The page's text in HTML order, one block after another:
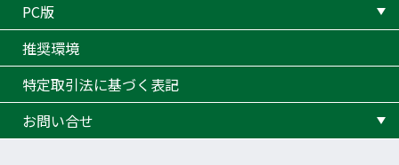
PC版
推奨環境
特定取引法に基づく表記
お問い合せ